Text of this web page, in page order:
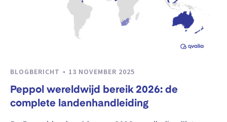
BLOGBERICHT 13 NOVEMBER 2025
Peppol wereldwijd bereik 2026: de
complete landenhandleiding